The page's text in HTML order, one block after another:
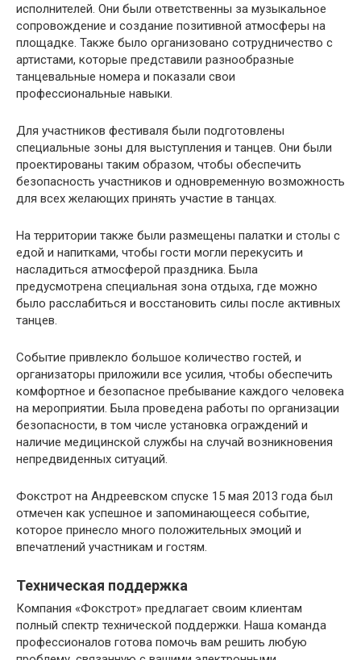
исполнителей. Они были ответственны за музыкальное
сопровождение и создание позитивной атмосферы на
площадке. Также было организовано сотрудничество с
артистами, которые представили разнообразные
танцевальные номера и показали свои
профессиональные навыки.
Для участников фестиваля были подготовлены
специальные зоны для выступления и танцев. Они были
проектированы таким образом, чтобы обеспечить
безопасность участников и одновременную возможность
для всех желающих принять участие в танцах.
На территории также были размещены палатки и столы с
едой и напитками, чтобы гости могли перекусить и
насладиться атмосферой праздника. Была
предусмотрена специальная зона отдыха, где можно
было расслабиться и восстановить силы после активных
танцев.
Событие привлекло большое количество гостей, и
организаторы приложили все усилия, чтобы обеспечить
комфортное и безопасное пребывание каждого человека
на мероприятии. Была проведена работы по организации
безопасности, в том числе установка ограждений и
наличие медицинской службы на случай возникновения
непредвиденных ситуаций.
Фокстрот на Андреевском спуске 15 мая 2013 года был
отмечен как успешное и запоминающееся событие,
которое принесло много положительных эмоций и
впечатлений участникам и гостям.
Техническая поддержка
Компания «Фокстрот» предлагает своим клиентам
полный спектр технической поддержки. Наша команда
профессионалов готова помочь вам решить любую